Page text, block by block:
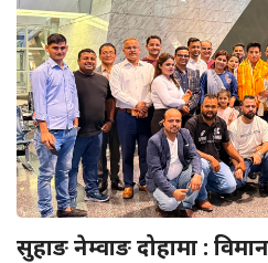
सुहाङ नेम्वाङ दोहामा :